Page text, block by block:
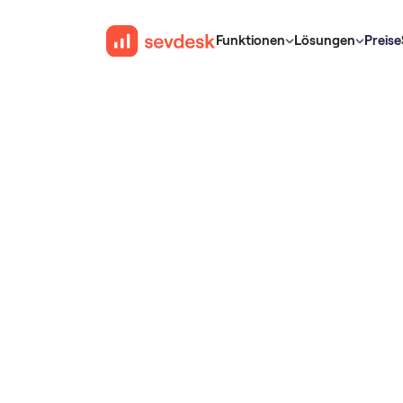
Funktionen Lösungen Preise